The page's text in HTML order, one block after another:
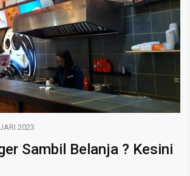
2023
Sambil Belanja ? Kesini